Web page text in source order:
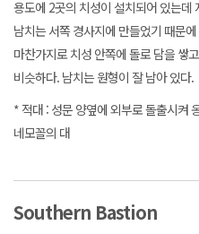
용도에 2곳의 치성이 설치되어 있는데
남치는 서쪽 경사지에 만들었기 때문
마찬가지로 치성 안쪽에 돌로 담을 쌓
비슷하다. 남치는 원형이 잘 남아 있다.
* 적대 : 성문 양옆에 외부로 돌출시켜
네모꼴의 대
Southern Bastion